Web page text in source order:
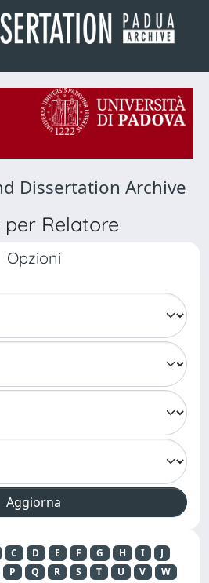
Dissertation Archive
per Relatore
Opzioni
C D E F G H I
J
P Q R S T U V
W